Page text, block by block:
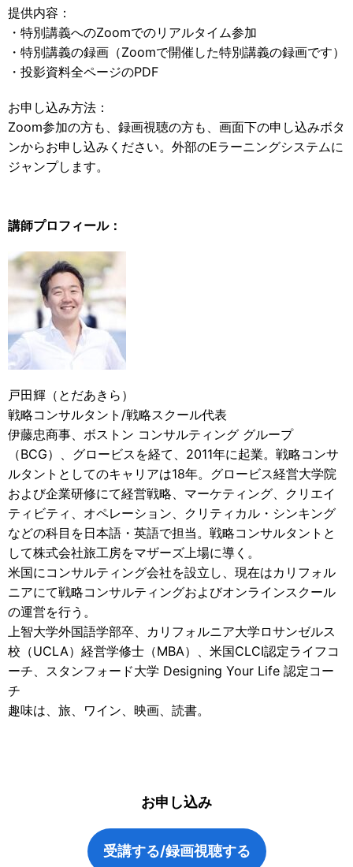
提供内容：
・特別講義へのZoomでのリアルタイム参加
・特別講義の録画（Zoomで開催した特別講義の録画です）
・投影資料全ページのPDF
お申し込み方法：
Zoom参加の方も、録画視聴の方も、画面下の申し込みボタ
ンからお申し込みください。外部のEラーニングシステムに
ジャンプします。
講師プロフィール：
戸田輝（とだあきら）
戦略コンサルタント/戦略スクール代表
伊藤忠商事、ボストン コンサルティング グループ
（BCG）、グロービスを経て、2011年に起業。戦略コンサ
ルタントとしてのキャリアは18年。グロービス経営大学院
および企業研修にて経営戦略、マーケティング、クリエイ
ティビティ、オペレーション、クリティカル・シンキング
などの科目を日本語・英語で担当。戦略コンサルタントと
して株式会社旅工房をマザーズ上場に導く。
米国にコンサルティング会社を設立し、現在はカリフォル
ニアにて戦略コンサルティングおよびオンラインスクール
の運営を行う。
上智大学外国語学部卒、カリフォルニア大学ロサンゼルス
校（UCLA）経営学修士（MBA）、米国CLCI認定ライフコ
ーチ、スタンフォード大学 Designing Your Life 認定コー
チ
趣味は、旅、ワイン、映画、読書。
お申し込み
受講する/録画視聴する